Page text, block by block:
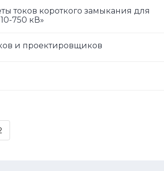
токов короткого замыкания для
750 кВ»
и проектировщиков